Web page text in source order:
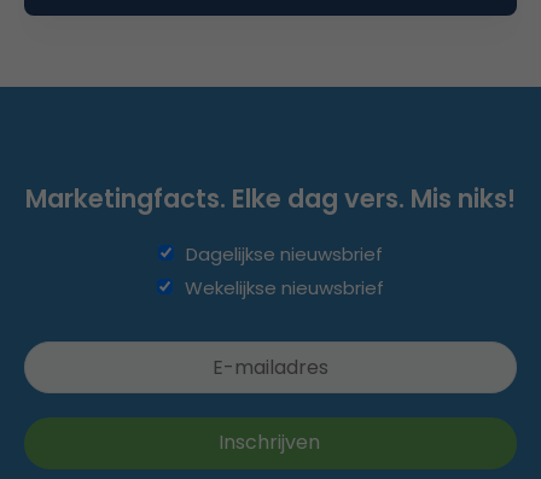
Marketingfacts. Elke dag vers. Mis niks!
Dagelijkse nieuwsbrief
Wekelijkse nieuwsbrief